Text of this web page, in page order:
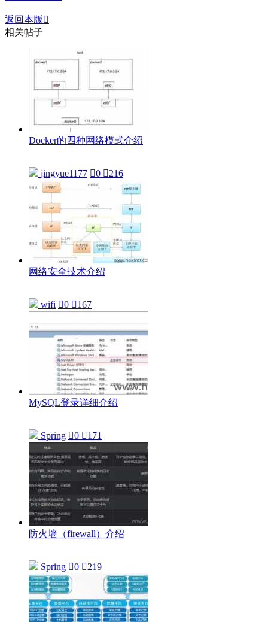
返回本版 
相关帖子
Docker的四种网络模式介绍
jingyue1177 0 216
网络安全技术介绍
wifi 0 167
MySQL登录详细介绍
Spring 0 171
防火墙（firewall）介绍
Spring 0 219